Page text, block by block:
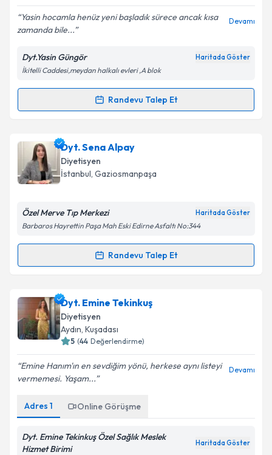
Yasin hocamla henüz yeni başladık sürece ancak kısa
zamanda bile...
Devamı
Dyt.Yasin Güngör Haritada Göster
İkitelli Caddesi,meydan halkalı evleri ,A blok
Randevu Talep Et
Randevu Takvimi Talebi
Dyt. Yasin Güngöriçin randevu takvimi talebi
oluşturun. Size bu uzmandan randevu almanız için bir
takvim hazırlandığında e-posta ile bilgilendireceğiz.
Kişisel verilerimin işlenmesine ilişkin
Metni'ni okudum ve kişisel verilerimin belirtilen
Takvim Talebini Gönder
Dyt. Sena Alpay
Diyetisyen
İstanbul, Gaziosmanpaşa
Özel Merve Tıp Merkezi Haritada Göster
Barbaros Hayrettin Paşa Mah Eski Edirne Asfaltı No:344
Randevu Talep Et
Randevu Takvimi Talebi
Dyt. Sena Alpayiçin randevu takvimi talebi oluşturun.
Size bu uzmandan randevu almanız için bir takvim
hazırlandığında e-posta ile bilgilendireceğiz.
Kişisel verilerimin işlenmesine ilişkin
Metni'ni okudum ve kişisel verilerimin belirtilen
kapsamda işlenmesini kabul ediyorum.
Dyt. Emine Tekinkuş
Diyetisyen
Aydın, Kuşadası
5 (44 Değerlendirme)
Emine Hanım'ın en sevdiğim yönü, herkese aynı listeyi
vermemesi. Yaşam...
Devamı
Adres 1 Online Görüşme
Dyt. Emine Tekinkuş Özel Sağlık Meslek
Hizmet Birimi
Haritada Göster